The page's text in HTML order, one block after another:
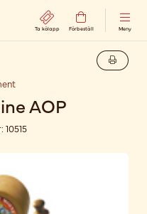
Ta kölapp Förbeställ Meny
AOP
10515